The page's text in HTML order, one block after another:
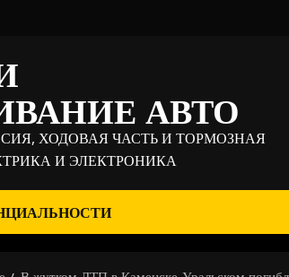
АВТО
ХОДОВАЯ ЧАСТЬ И ТОРМОЗНАЯ
И ЭЛЕКТРОНИКА